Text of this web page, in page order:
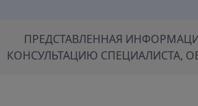
ПРЕДСТАВЛЕННАЯ
КОНСУЛЬТАЦИЮ СПЕЦИАЛИСТА,